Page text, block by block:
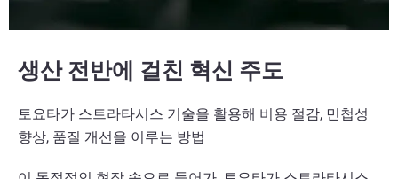
생산 전반에 걸친 혁신 주도
토요타가 스트라타시스 기술을 활용해 비용 절감, 민첩성
향상, 품질 개선을 이루는 방법